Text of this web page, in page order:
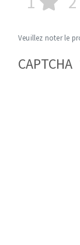
Veuillez noter le
CAPTCHA